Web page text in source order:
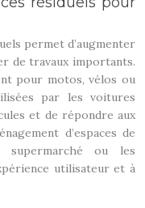
permet d’augmenter
de travaux importants.
pour motos, vélos ou
par les voitures
et de répondre aux
d’espaces de
ou les
utilisateur et à